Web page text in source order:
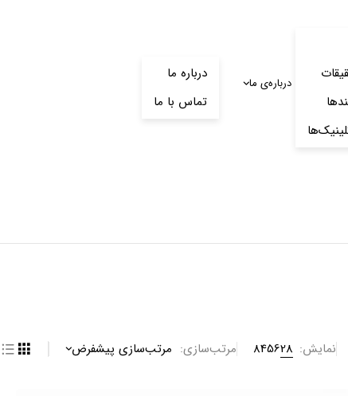
درباره‌‌ی ما
درباره ما
تماس با ما
نمایش: 28
56
84 مرتب‌سازی مرتب‌سازی پیشفرض